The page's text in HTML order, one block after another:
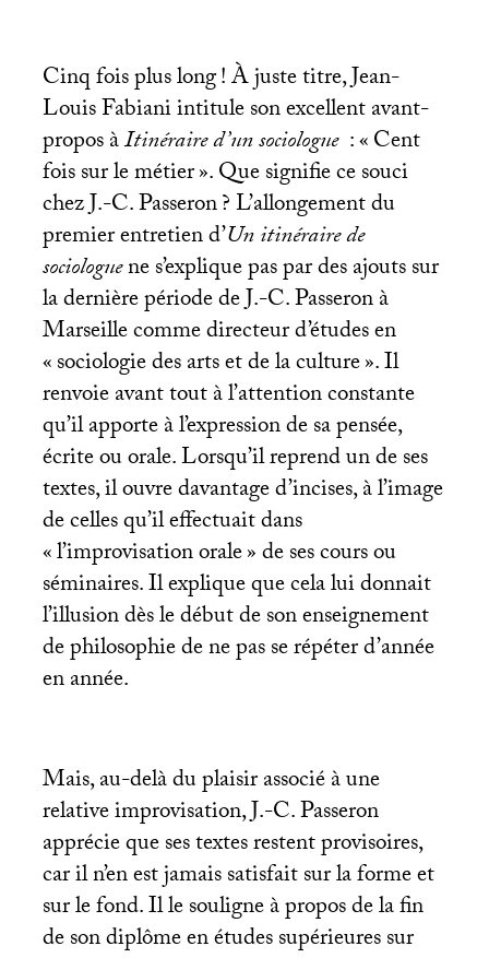
Cinq fois plus long! À juste titre, Jean-
Louis Fabiani intitule son excellent avant-
propos àItinéraire d’un sociologue : «Cent
fois sur le métier». Que signifie ce souci
chez J.-C. Passeron? L’allongement du
premier entretien d’Un itinéraire de
sociologuene s’explique pas par des ajouts sur
la dernière période de J.-C. Passeron à
Marseille comme directeur d’études en
«sociologie des arts et de la culture». Il
renvoie avant tout à l’attention constante
qu’il apporte à l’expression de sa pensée,
écrite ou orale. Lorsqu’il reprend un de ses
textes, il ouvre davantage d’incises, à l’image
de celles qu’il effectuait dans
«l’improvisation orale» de ses cours ou
séminaires. Il explique que cela lui donnait
l’illusion dès le début de son enseignement
de philosophie de ne pas se répéter d’année
en année.
Mais, au-delà du plaisir associé à une
relative improvisation, J.-C. Passeron
apprécie que ses textes restent provisoires,
car il n’en est jamais satisfait sur la forme et
sur le fond. Il le souligne à propos de la fin
de son diplôme en études supérieures sur